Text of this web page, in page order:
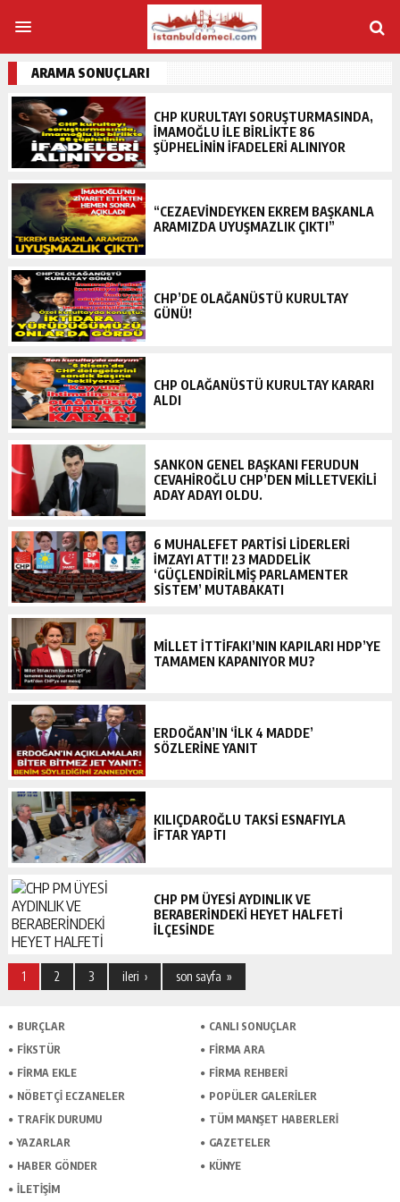
ARAMA SONUÇLARI
CHP KURULTAYI SORUŞTURMASINDA,
İMAMOĞLU ILE BIRLIKTE 86
ŞÜPHELININ IFADELERI ALINIYOR
“CEZAEVINDEYKEN EKREM BAŞKANLA
ARAMIZDA UYUŞMAZLIK ÇIKTI”
CHP’DE OLAĞANÜSTÜ KURULTAY
GÜNÜ!
CHP OLAĞANÜSTÜ KURULTAY KARARI
ALDI
SANKON GENEL BAŞKANI FERUDUN
CEVAHİROĞLU CHP’DEN MİLLETVEKİLİ
ADAY ADAYI OLDU.
6 MUHALEFET PARTISI LIDERLERI
IMZAYI ATTI! 23 MADDELIK
‘GÜÇLENDIRILMIŞ PARLAMENTER
SISTEM’ MUTABAKATI
MILLET İTTIFAKI’NIN KAPILARI HDP’YE
TAMAMEN KAPANIYOR MU?
ERDOĞAN’IN ‘ILK 4 MADDE’
SÖZLERINE YANIT
KILIÇDAROĞLU TAKSI ESNAFIYLA
IFTAR YAPTI
CHP PM ÜYESİ AYDINLIK VE
BERABERİNDEKİ HEYET HALFETİ
İLÇESİNDE
1 2 3 ileri › son sayfa »
BURÇLAR
CANLI SONUÇLAR
FİKSTÜR
FİRMA ARA
FİRMA EKLE
FİRMA REHBERİ
NÖBETÇİ ECZANELER
POPÜLER GALERİLER
TRAFİK DURUMU
TÜM MANŞET HABERLERİ
YAZARLAR
GAZETELER
HABER GÖNDER
KÜNYE
İLETİŞİM